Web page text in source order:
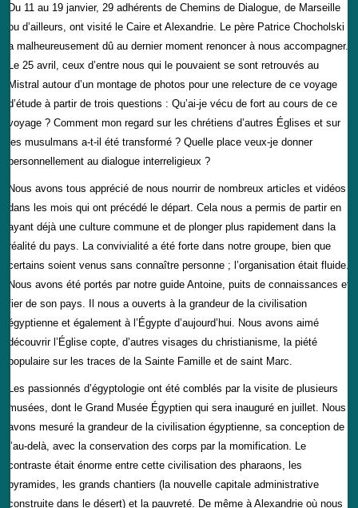
Du 11 au 19 janvier, 29 adhérents de Chemins de Dialogue, de Marseille
ou d’ailleurs, ont visité le Caire et Alexandrie. Le père Patrice Chocholski
a malheureusement dû au dernier moment renoncer à nous accompagner.
Le 25 avril, ceux d’entre nous qui le pouvaient se sont retrouvés au
Mistral autour d’un montage de photos pour une relecture de ce voyage
d’étude à partir de trois questions : Qu’ai-je vécu de fort au cours de ce
voyage ? Comment mon regard sur les chrétiens d’autres Églises et sur
les musulmans a-t-il été transformé ? Quelle place veux-je donner
personnellement au dialogue interreligieux ?
Nous avons tous apprécié de nous nourrir de nombreux articles et vidéos
dans les mois qui ont précédé le départ. Cela nous a permis de partir en
ayant déjà une culture commune et de plonger plus rapidement dans la
réalité du pays. La convivialité a été forte dans notre groupe, bien que
certains soient venus sans connaître personne ; l’organisation était fluide.
Nous avons été portés par notre guide Antoine, puits de connaissances et
fier de son pays. Il nous a ouverts à la grandeur de la civilisation
égyptienne et également à l’Égypte d’aujourd’hui. Nous avons aimé
découvrir l’Église copte, d’autres visages du christianisme, la piété
populaire sur les traces de la Sainte Famille et de saint Marc.
Les passionnés d’égyptologie ont été comblés par la visite de plusieurs
musées, dont le Grand Musée Égyptien qui sera inauguré en juillet. Nous
avons mesuré la grandeur de la civilisation égyptienne, sa conception de
l’au-delà, avec la conservation des corps par la momification. Le
contraste était énorme entre cette civilisation des pharaons, les
pyramides, les grands chantiers (la nouvelle capitale administrative
construite dans le désert) et la pauvreté. De même à Alexandrie où nous